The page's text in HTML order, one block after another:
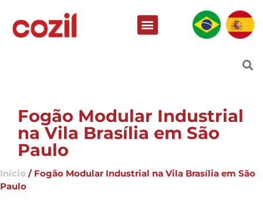
Fogão Modular Industrial
na Vila Brasília em São
Paulo
Início / Fogão Modular Industrial na Vila Brasília em São
Paulo